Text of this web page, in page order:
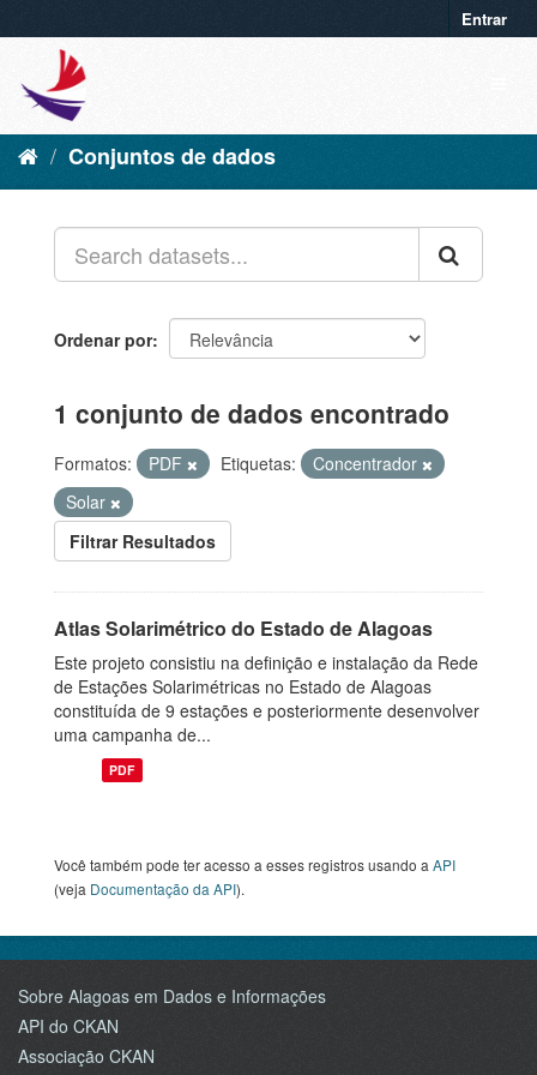
Entrar
Conjuntos de dados
Ordenar por
1 conjunto de dados encontrado
Formatos: PDF Etiquetas:
Concentrador
Solar
Filtrar Resultados
Atlas Solarimétrico do Estado de Alagoas
Este projeto consistiu na definição e instalação da Rede
de Estações Solarimétricas no Estado de Alagoas
constituída de 9 estações e posteriormente desenvolver
uma campanha de...
PDF
Você também pode ter acesso a esses registros usando a API
(veja Documentação da API).
Sobre Alagoas em Dados e Informações
API do CKAN
Associação CKAN